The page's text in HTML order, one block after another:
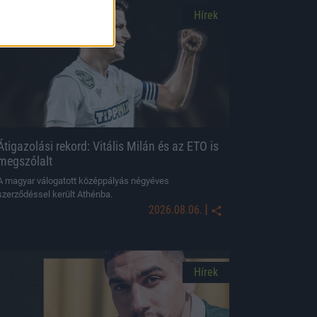
Hírek
rekord: Vitális Milán és az ETO is
magyar válogatott középpályás négyéves
került Athénba.
2026.08.06. |
Hírek